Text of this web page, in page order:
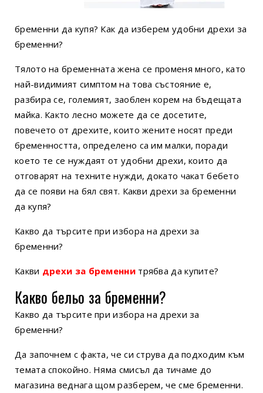
бременни да купя? Как да изберем удобни дрехи за
бременни?
Тялото на бременната жена се променя много, като
най-видимият симптом на това състояние е,
разбира се, големият, заоблен корем на бъдещата
майка. Както лесно можете да се досетите,
повечето от дрехите, които жените носят преди
бременността, определено са им малки, поради
което те се нуждаят от удобни дрехи, които да
отговарят на техните нужди, докато чакат бебето
да се появи на бял свят. Какви дрехи за бременни
да купя?
Какво да търсите при избора на дрехи за
бременни?
Какви дрехи за бременнитрябва да купите?
Какво бельо за бременни?
Какво да търсите при избора на дрехи за
бременни?
Да започнем с факта, че си струва да подходим към
темата спокойно. Няма смисъл да тичаме до
магазина веднага щом разберем, че сме бременни.